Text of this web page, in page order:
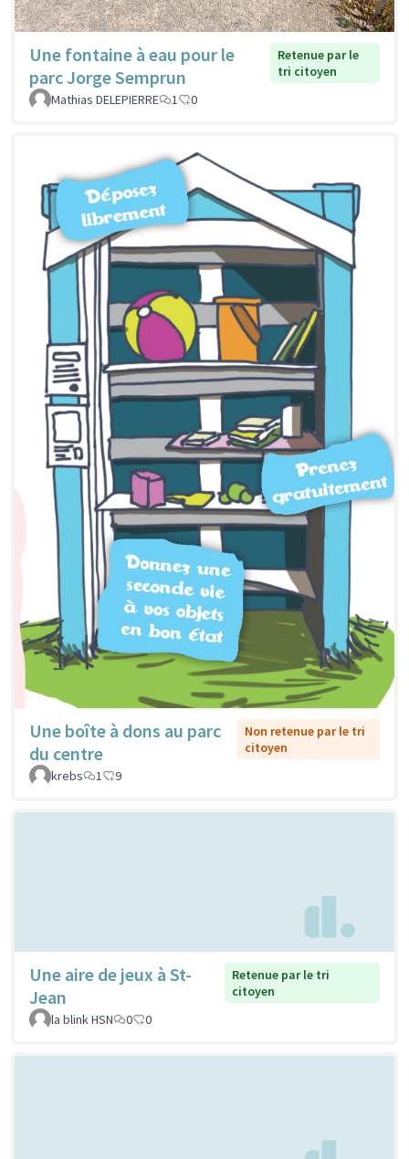
Une fontaine à eau pour le
parc Jorge Semprun
Retenue par le
tri citoyen
Mathias DELEPIERRE
1 0
Une boîte à dons au parc
du centre
Non retenue par le tri
citoyen
krebs
1 9
Une aire de jeux à St-
Jean
Retenue par le tri
citoyen
la blink HSN
0 0